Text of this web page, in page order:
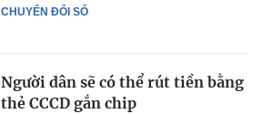
CHUYỂN ĐỔI SỐ
Người dân sẽ có thể rút tiền bằng
thẻ CCCD gắn chip